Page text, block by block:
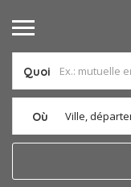
Quoi
Où Ville,